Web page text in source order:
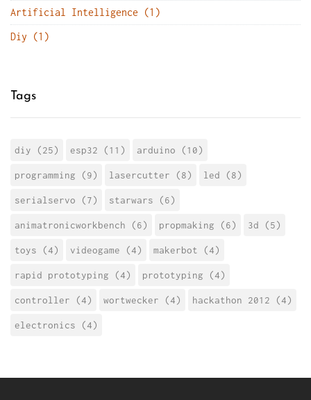
Artificial Intelligence (1)
Diy (1)
Tags
diy (25) esp32 (11) arduino (10)
programming (9) lasercutter (8) led (8)
serialservo (7) starwars (6)
animatronicworkbench (6) propmaking (6) 3d (5)
toys (4) videogame (4) makerbot (4)
rapid prototyping (4) prototyping (4)
controller (4) wortwecker (4) hackathon 2012 (4)
electronics (4)